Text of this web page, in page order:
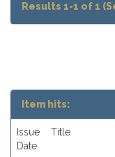
Results 1-1 of 1
Item hits:
Issue
Date
Title